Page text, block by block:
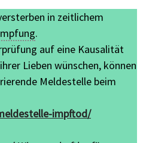
in zeitlichem
.
auf eine Kausalität
Lieben wünschen, können
Meldestelle beim
impftod/